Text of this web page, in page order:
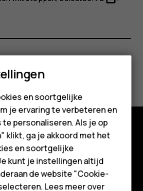
M
nuttig?
en soortgelijke
je ervaring te verbeteren en
personaliseren. Als je op
klikt, ga je akkoord met het
en soortgelijke
kunt je instellingen altijd
de website "Cookie-
Lees meer over